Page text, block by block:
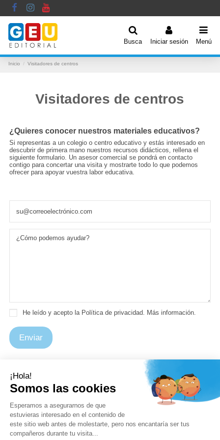
Busca Iniciar sesión Menú
Inicio Visitadores de centros
Visitadores de centros
¿Quieres conocer nuestros materiales educativos?
Si representas a un colegio o centro educativo y estás interesado en
descubrir de primera mano nuestros recursos didácticos, rellena el
siguiente formulario. Un asesor comercial se pondrá en contacto
contigo para concertar una visita y mostrarte todo lo que podemos
ofrecer para apoyar vuestra labor educativa.
He leído y acepto la Política de privacidad. Más información.
Síguenos